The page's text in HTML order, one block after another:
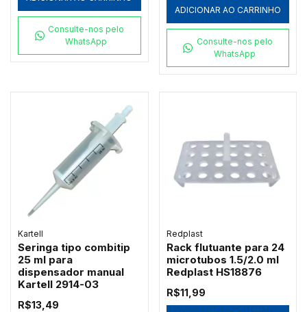
Consulte-nos pelo
WhatsApp
ADICIONAR AO CARRINHO
Consulte-nos pelo
WhatsApp
Kartell
Seringa tipo combitip
25 ml para
dispensador manual
Kartell 2914-03
R$13,49
Redplast
Rack flutuante para 24
microtubos 1.5/2.0 ml
Redplast HS18876
R$11,99